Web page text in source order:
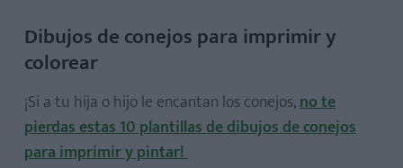
Dibujos de conejos para imprimir y
colorear
¡Si a tu hija o hijo le encantan los conejos,no te
pierdas estas 10 plantillas de dibujos de conejos
para imprimir y pintar!